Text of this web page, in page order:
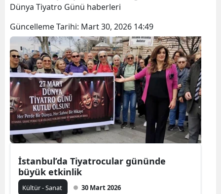
Dünya Tiyatro Günü haberleri
Güncelleme Tarihi: Mart 30, 2026 14:49
İstanbul’da Tiyatrocular gününde
büyük etkinlik
Kültür - Sanat 30 Mart 2026